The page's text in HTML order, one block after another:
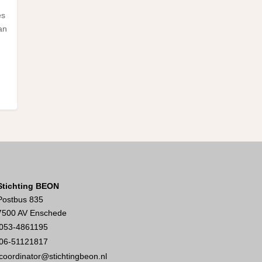
BEON
835
AV Enschede
4861195
51121817